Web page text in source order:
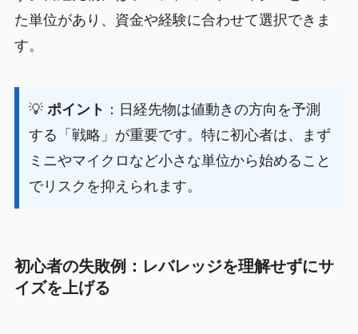
た単位があり、資金や経験に合わせて選択できま
す。
💡 ポイント ：日経先物は値動きの方向を予測
する「戦略」が重要です。特に初心者は、まず
ミニやマイクロなど小さな単位から始めること
でリスクを抑えられます。
初心者の失敗例：レバレッジを理解せずにサ
イズを上げる